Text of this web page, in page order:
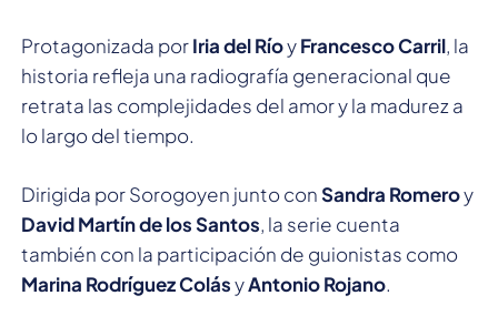
Protagonizada porIria del RíoyFrancesco Carril, la
historia refleja una radiografía generacional que
retrata las complejidades del amor y la madurez a
lo largo del tiempo.
Dirigida por Sorogoyen junto conSandra Romeroy
David Martín de los Santos, la serie cuenta
también con la participación de guionistas como
Marina Rodríguez ColásyAntonio Rojano.